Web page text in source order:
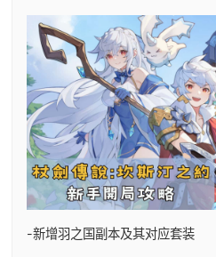
-新增羽之国副本及其对应套装